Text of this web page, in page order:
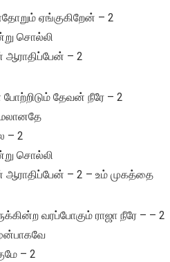
ஏங்குகிறேன் – 2
சொல்லி
ஆராதிப்பேன் – 2
தேவன் நீரே – 2
– 2
சொல்லி
ஆராதிப்பேன் – 2 – உம் முகத்தை
வரப்போகும் ராஜா நீரே – – 2
– 2